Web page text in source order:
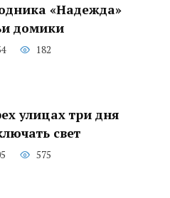
«Надежда»
домики
182
улицах три дня
свет
575